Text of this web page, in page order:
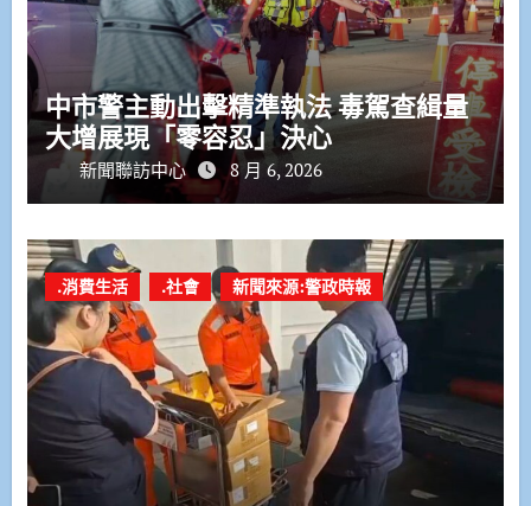
中市警主動出擊精準執法 毒駕查緝量
大增展現「零容忍」決心
新聞聯訪中心 8 月 6, 2026
.消費生活 .社會 新聞來源:警政時報